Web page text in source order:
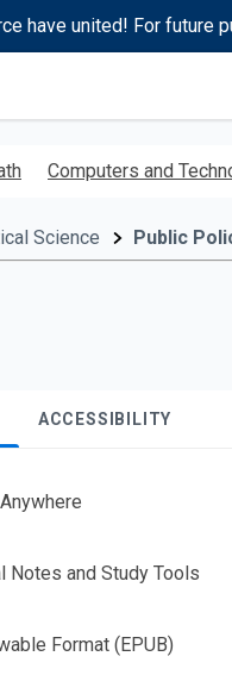
have united! For future
Computers and
Science Public
ACCESSIBILITY
Notes and Study Tools
Format (EPUB)